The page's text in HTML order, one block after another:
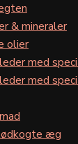
& mineraler
olier
med
med
æg